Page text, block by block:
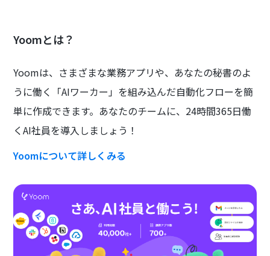
Yoomとは？
Yoomは、さまざまな業務アプリや、あなたの秘書のよ
うに働く「AIワーカー」を組み込んだ自動化フローを簡
単に作成できます。あなたのチームに、24時間365日働
くAI社員を導入しましょう！
Yoomについて詳しくみる